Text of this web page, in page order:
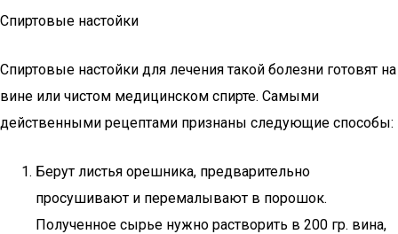
Спиртовые настойки
Спиртовые настойки для лечения такой болезни готовят на
вине или чистом медицинском спирте. Самыми
действенными рецептами признаны следующие способы:
Берут листья орешника, предварительно
просушивают и перемалывают в порошок.
Полученное сырье нужно растворить в 200 гр. вина,